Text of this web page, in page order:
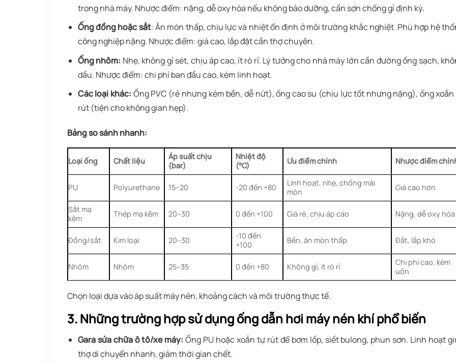
trong nhà máy. Nhược điểm: nặng, dễ oxy hóa nếu không bảo dưỡng, cần sơn chống gỉ định kỳ.
Ống đồng hoặc sắt: Ăn mòn thấp, chịu lực và nhiệt ổn định ở môi trường khắc nghiệt. Phù hợp hệ
công nghiệp nặng. Nhược điểm: giá cao, lắp đặt cần thợ chuyên.
Ống nhôm: Nhẹ, không gỉ sét, chịu áp cao, ít rò rỉ. Lý tưởng cho nhà máy lớn cần đường ống sạch,
dầu. Nhược điểm: chi phí ban đầu cao, kém linh hoạt.
Các loại khác: Ống PVC (rẻ nhưng kém bền, dễ nứt), ống cao su (chịu lực tốt nhưng nặng), ống
rút (tiện cho không gian hẹp).
Bảng so sánh nhanh:
Loại ống Chất liệu
Áp suất chịu
(bar)
Nhiệt độ
(°C)
Ưu điểm chính Nhược điểm
PU Polyurethane 15–20 -20 đến +80
Linh hoạt, nhẹ, chống mài
mòn
Giá cao hơn
Sắt mạ
kẽm
Thép mạ kẽm 20–30 0 đến +100 Giá rẻ, chịu áp cao Nặng, dễ oxy hóa
Đồng/sắt Kim loại 20–30
-10 đến
+100
Bền, ăn mòn thấp Đắt, lắp khó
Nhôm Nhôm 25–35 0 đến +80 Không gỉ, ít rò rỉ
Chi phí cao, kém
uốn
Chọn loại dựa vào áp suất máy nén, khoảng cách và môi trường thực tế.
3. Những trường hợp sử dụng ống dẫn hơi máy nén khí phổ biến
Gara sửa chữa ô tô/xe máy: Ống PU hoặc xoắn tự rút để bơm lốp, siết bulong, phun sơn. Linh hoạt
thợ di chuyển nhanh, giảm thời gian chết.